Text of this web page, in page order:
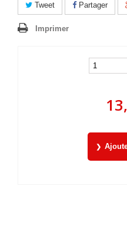
Tweet Partager
Imprimer